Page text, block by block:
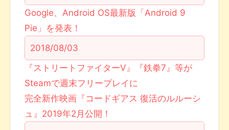
Google、Android OS最新版「Android 9
Pie」を発表！
2018/08/03
『ストリートファイターV』『鉄拳7』等が
Steamで週末フリープレイに
完全新作映画『コードギアス 復活のルルーシ
ュ』2019年2月公開！